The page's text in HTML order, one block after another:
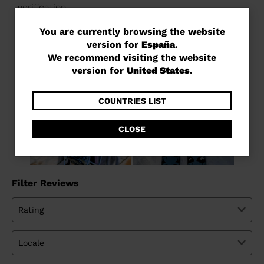
You
are
currently
website
version
for
España
recommend
visiting
the
You are currently browsing the website
version for España.
We recommend visiting the website
version for United States.
COUNTRIES LIST
CLOSE